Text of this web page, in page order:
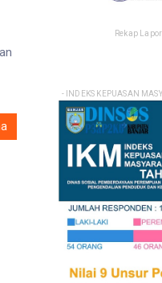
Rekap
- INDEKS KEPUASAN